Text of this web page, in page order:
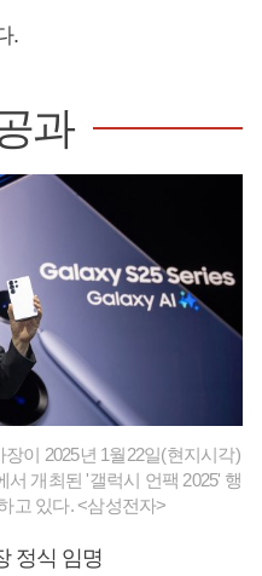
.
과
이 2025년 1월22일(현지시각)
개최된 '갤럭시 언팩 2025' 행
고 있다. <삼성전자>
정식 임명